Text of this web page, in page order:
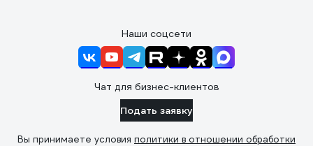
Наши соцсети
Чат для бизнес-клиентов
Подать заявку
Вы принимаете условия политики в отношении обработки